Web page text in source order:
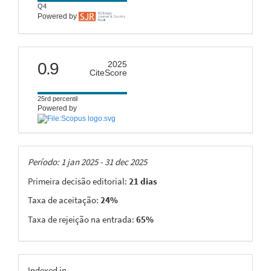
Q4
Powered by
citescore
0.9
2025
CiteScore
25rd percentil
Powered by
Taxas
Período: 1 jan 2025 - 31 dec 2025
Primeira decisão editorial: 21 dias
Taxa de aceitação: 24%
Taxa de rejeição na entrada: 65%